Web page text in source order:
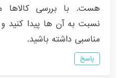
هست. با بررسی کالاها
نسبت به آن ها پیدا کنید
مناسبی داشته باشید.
پاسخ